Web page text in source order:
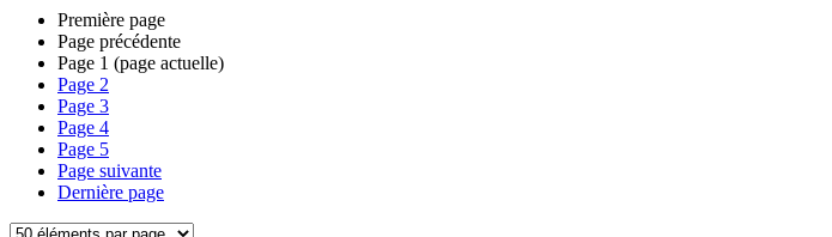
Première page
Page précédente
Page 1 (page actuelle)
Page 2
Page 3
Page 4
Page 5
Page suivante
Dernière page